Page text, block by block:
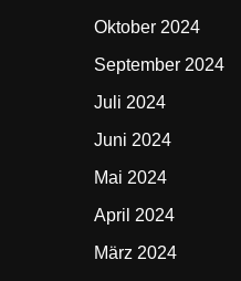
Oktober 2024
September 2024
Juli 2024
Juni 2024
Mai 2024
April 2024
März 2024